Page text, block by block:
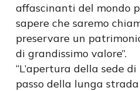
affascinanti del mondo
sapere che saremo
preservare un
di grandissimo valore”.
“L’apertura della sede
passo della lunga